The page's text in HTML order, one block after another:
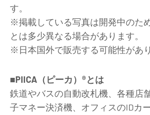
す。
※掲載している写真は開発中のた
とは多少異なる場合があります。
※日本国外で販売する可能性があり
■PIICA（ピーカ）®︎とは
鉄道やバスの自動改札機、各種店
子マネー決済機、オフィスのIDカ